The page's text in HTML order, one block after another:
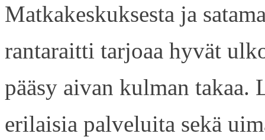
Matkakeskuksesta ja
rantaraitti tarjoaa hyvät
pääsy aivan kulman
erilaisia palveluita sekä